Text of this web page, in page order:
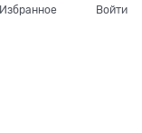
Избранное Войти